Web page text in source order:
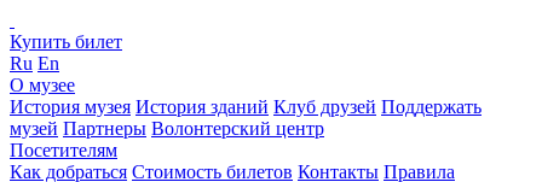
Купить билет
Ru En
О музее
История музея История зданий Клуб друзей Поддержать
музей Партнеры Волонтерский центр
Посетителям
Как добраться Стоимость билетов Контакты Правила